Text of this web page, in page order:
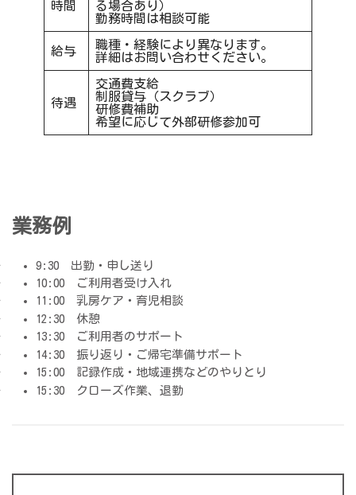
時間
る場合あり）
勤務時間は相談可能
給与
職種・経験により異なります。
詳細はお問い合わせください。
待遇
交通費支給
制服貸与（スクラブ）
研修費補助
希望に応じて外部研修参加可
業務例
9:30 出勤・申し送り
10:00 ご利用者受け入れ
11:00 乳房ケア・育児相談
12:30 休憩
13:30 ご利用者のサポート
14:30 振り返り・ご帰宅準備サポート
15:00 記録作成・地域連携などのやりとり
15:30 クローズ作業、退勤